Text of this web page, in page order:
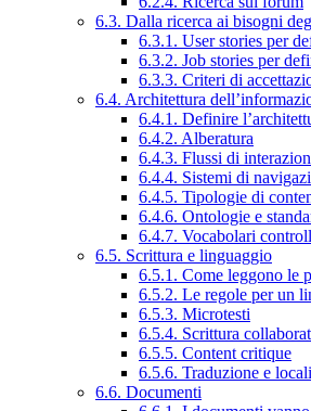
6.3. Dalla ricerca ai bisogni
6.3.1. User stories per
6.3.2. Job stories per
6.3.3. Criteri di
6.4. Architettura
6.4.1. Definire
6.4.2. Alberatura
6.4.3. Flussi di
6.4.4. Sistemi di
6.4.5. Tipologie di
6.4.6. Ontologie e
6.4.7. Vocabolari
6.5. Scrittura e linguaggio
6.5.1. Come leggono le
6.5.2. Le regole per un
6.5.3. Microtesti
6.5.4. Scrittura
6.5.5. Content critique
6.5.6. Traduzione e
6.6. Documenti